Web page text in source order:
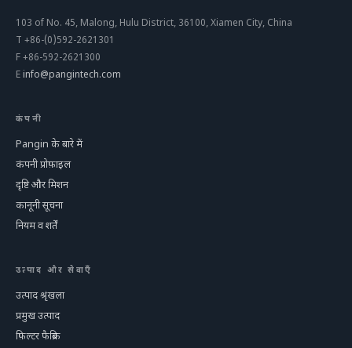
103 of No. 45, Malong, Hulu District, 36100, Xiamen City, China
T +86-(0)592-2621301
F+86-592-2621300
E info@pangintech.com
कंपनी
Pangin के बारे में
कंपनी प्रोफ़ाइल
दृष्टि और मिशन
कानूनी सूचना
नियम व शर्तें
उत्पाद और सेवाएँ
उत्पाद श्रृंखला
प्रमुख उत्पाद
फ़िल्टर फैब्रिक